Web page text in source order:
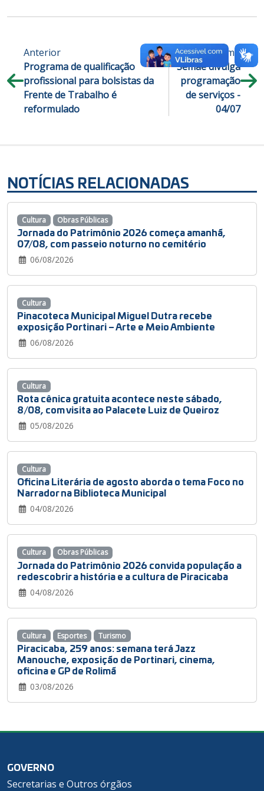
Anterior
Programa de qualificação
profissional para bolsistas da
Frente de Trabalho é
reformulado
Próximo
Semae divulga
programação
de serviços -
04/07
NOTÍCIAS RELACIONADAS
Jornada do Patrimônio 2026 começa amanhã,
07/08, com passeio noturno no cemitério
06/08/2026
Cultura Obras Públicas
Pinacoteca Municipal Miguel Dutra recebe
exposição Portinari – Arte e Meio Ambiente
06/08/2026
Cultura
Rota cênica gratuita acontece neste sábado,
8/08, com visita ao Palacete Luiz de Queiroz
05/08/2026
Cultura
Oficina Literária de agosto aborda o tema Foco no
Narrador na Biblioteca Municipal
04/08/2026
Cultura
Jornada do Patrimônio 2026 convida população a
redescobrir a história e a cultura de Piracicaba
04/08/2026
Cultura Obras Públicas
Piracicaba, 259 anos: semana terá Jazz
Manouche, exposição de Portinari, cinema,
oficina e GP de Rolimã
03/08/2026
Cultura Esportes Turismo
GOVERNO
Secretarias e Outros órgãos